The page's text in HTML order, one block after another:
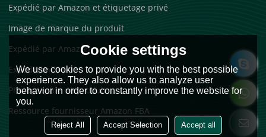
Expédié par Amazon et étiquetage privé
Image de marque du produit
Expédié par Amazon
Expédition 3PL
Photographie de produit
Ressource fournisseur Amazon FBA
Cookie settings
We use cookies to provide you with the best possible
experience. They also allow us to analyze user
behavior in order to constantly improve the website for
you.
Reject All Accept Selection Accept all